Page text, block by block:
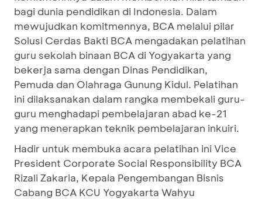
bagi dunia pendidikan di Indonesia. Dalam
mewujudkan komitmennya, BCA melalui pilar
Solusi Cerdas Bakti BCA mengadakan pelatihan
guru sekolah binaan BCA di Yogyakarta yang
bekerja sama dengan Dinas Pendidikan,
Pemuda dan Olahraga Gunung Kidul. Pelatihan
ini dilaksanakan dalam rangka membekali guru-
guru menghadapi pembelajaran abad ke-21
yang menerapkan teknik pembelajaran inkuiri.
Hadir untuk membuka acara pelatihan ini Vice
President Corporate Social Responsibility BCA
Rizali Zakaria, Kepala Pengembangan Bisnis
Cabang BCA KCU Yogyakarta Wahyu